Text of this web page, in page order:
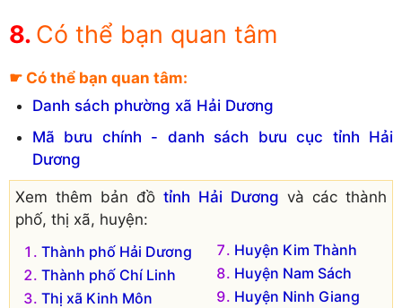
Có thể bạn quan tâm
☛ Có thể bạn quan tâm:
Danh sách phường xã Hải Dương
Mã bưu chính - danh sách bưu cục tỉnh Hải
Dương
Xem thêm bản đồ tỉnh Hải Dương và các thành
phố, thị xã, huyện:
Thành phố Hải Dương
Thành phố Chí Linh
Thị xã Kinh Môn
Huyện Kim Thành
Huyện Nam Sách
Huyện Ninh Giang